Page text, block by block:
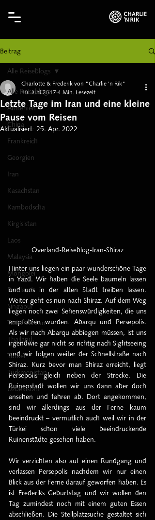
Beitrag
Alle Reiseblogs
Armenien
China
Frankreich
Georgien
Iran
Kasachstan
Kambodscha
Kirgisistan
Laos
Malaysia
Mongolei
Russland
Singapur
Tadschikistan
Thailand
Türkei
Turkmenistan
Uzbekistan
Alle Reiseblogs
Letzte Tage im Iran und eine kleine
Pause vom Reisen
Charlotte & Frederik von "Charlie 'n Rik"
10. Juni 2017 4 Min. Lesezeit
Aktualisiert: 25. Apr. 2022
Overland-Reiseblog-Iran-Shiraz
Hinter uns liegen ein paar wunderschöne Tage
in Yazd. Wir haben die Seele baumeln lassen
und uns in der alten Stadt treiben lassen.
Weiter geht es nun nach Shiraz. Auf dem Weg
liegen noch zwei Sehenswürdigkeiten, die uns
empfohlen wurden: Abarqu und Persepolis.
Als wir nach Abarqu abbiegen müssen, ist uns
irgendwie gar nicht so richtig nach Sightseeing
und wir folgen weiter der Schnellstraße nach
Shiraz. Kurz bevor man Shiraz erreicht, liegt
Persepolis gleich neben der Strecke. Die
Ruinenstadt wollen wir uns dann aber doch
ansehen und fahren ab. Dort angekommen,
sind wir allerdings aus der Ferne kaum
beeindruckt – vermutlich auch weil wir in der
Türkei schon viele beeindruckende
Ruinenstädte gesehen haben.
Wir verzichten also auf einen Rundgang und
verlassen Persepolis nachdem wir nur einen
Blick aus der Ferne darauf geworfen haben. Es
ist Frederiks Geburtstag und wir wollen den
Tag zumindest noch mit einem guten Essen
abschließen. Die Stellplatzsuche gestaltet sich